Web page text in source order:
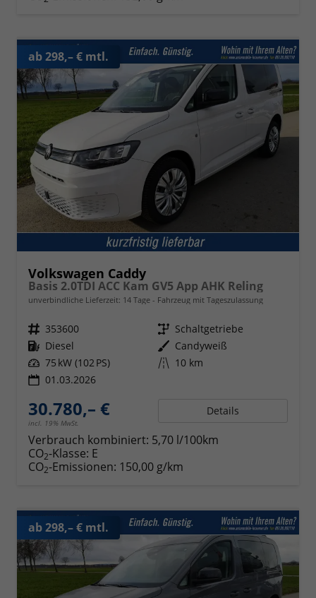
ab 298,– € mtl.
Volkswagen Caddy
Basis 2.0TDI ACC Kam GV5 App AHK Reling
unverbindliche Lieferzeit: 14 Tage Fahrzeug mit Tageszulassung
Fahrzeugnr. 353600 Getriebe Schaltgetriebe
Kraftstoff Diesel Außenfarbe Candyweiß
Leistung 75 kW (102 PS) Kilometerstand 10 km
01.03.2026
30.780,– €
incl. 19% MwSt.
Details
Verbrauch kombiniert: 5,70 l/100km
CO2-Klasse: E
CO2-Emissionen: 150,00 g/km
ab 298,– € mtl.